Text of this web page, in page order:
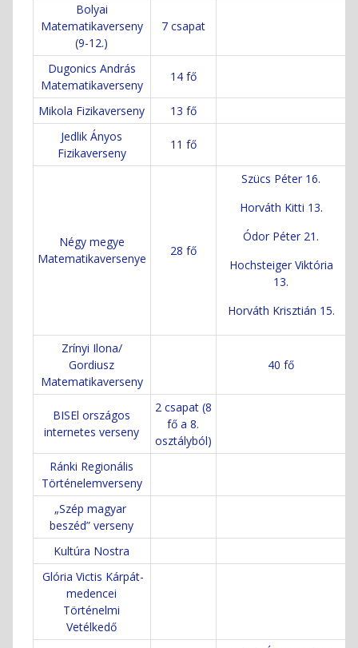
Bolyai
Matematikaverseny
(9-12.)
7 csapat
Dugonics András
Matematikaverseny
14 fő
Mikola Fizikaverseny
13 fő
Jedlik Ányos
Fizikaverseny
11 fő
Négy megye
Matematikaversenye
28 fő
Szücs Péter 16.
Horváth Kitti 13.
Ódor Péter 21.
Hochsteiger Viktória
13.
Horváth Krisztián 15.
Zrínyi Ilona/
Gordiusz
Matematikaverseny
40 fő
BISEl országos
internetes verseny
2 csapat (8
fő a 8.
osztályból)
Ránki Regionális
Történelemverseny
„Szép magyar
beszéd” verseny
Kultúra Nostra
Glória Victis Kárpát-
medencei
Történelmi
Vetélkedő